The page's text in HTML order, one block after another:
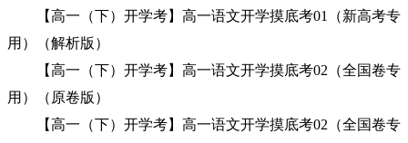
【高一（下）开学考】高一语文开学摸底考01（新高考专
用）（解析版）
【高一（下）开学考】高一语文开学摸底考02（全国卷专
用）（原卷版）
【高一（下）开学考】高一语文开学摸底考02（全国卷专